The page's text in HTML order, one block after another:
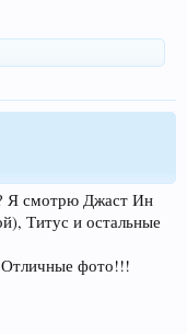
Я смотрю Джаст Ин
Титус и остальные
Отличные фото!!!